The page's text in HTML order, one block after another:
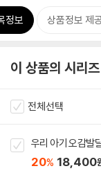
정보 상품정보 제
이 상품의 시리즈
전체선택
우리 아기 오감발
20% 18,400